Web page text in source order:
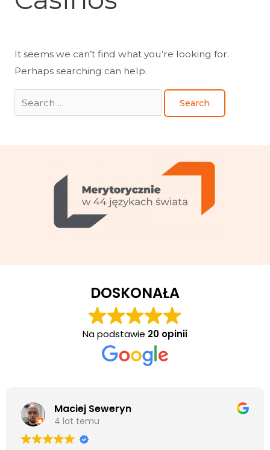
It seems we can’t find what you’re looking for.
Perhaps searching can help.
DOSKONAŁA
Na podstawie 20 opinii
Maciej Seweryn
4 lat temu